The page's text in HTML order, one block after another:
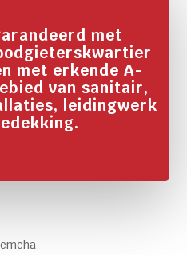
met
met erkende A-
van sanitair,
leidingwerk